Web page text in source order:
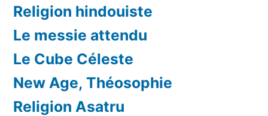
Religion hindouiste
Le messie attendu
Le Cube Céleste
New Age, Théosophie
Religion Asatru